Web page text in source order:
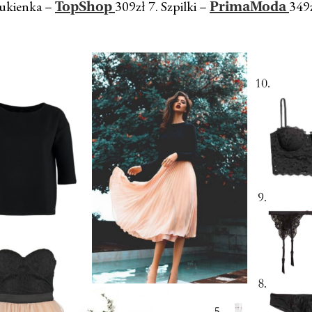
– TopShop 309zł 7. Szpilki – PrimaModa